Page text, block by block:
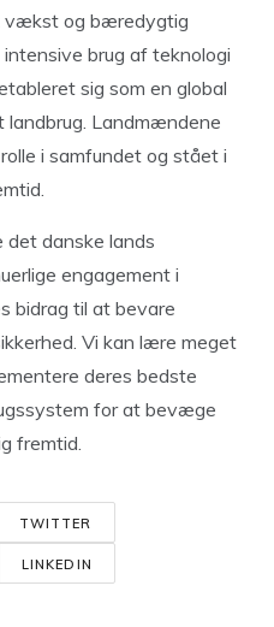
vækst og bæredygtig
brug af teknologi
sig som en global
Landmændene
i samfundet og stået i
danske lands
engagement i
bidrag til at bevare
Vi kan lære meget
deres bedste
for at bevæge
fremtid.
TWITTER
LINKEDIN